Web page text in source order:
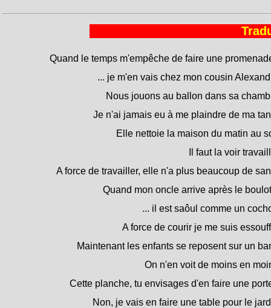
Quand le temps m'empêche de faire une
... je m'en vais chez mon cousin
Nous jouons au ballon dans sa
Je n'ai jamais eu à me plaindre de ma
Elle nettoie la maison du matin au
Il faut la voir
A force de travailler, elle n'a plus beaucoup de
Quand mon oncle arrive après le
... il est saôul comme un
A force de courir je me suis
Maintenant les enfants se reposent sur un
On n'en voit de moins en
Cette planche, tu envisages d'en faire une
Non, je vais en faire une table pour le